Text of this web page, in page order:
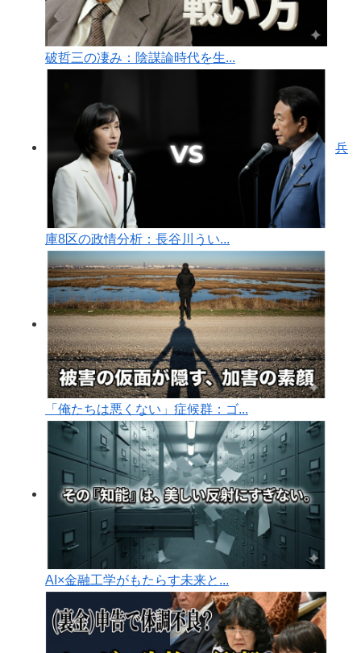
破哲三の凄み：陰謀論時代を生...
兵
庫8区の政情分析：長谷川うい...
「俺たちは悪くない」症候群：ゴ...
AI×金融工学がもたらす未来と...